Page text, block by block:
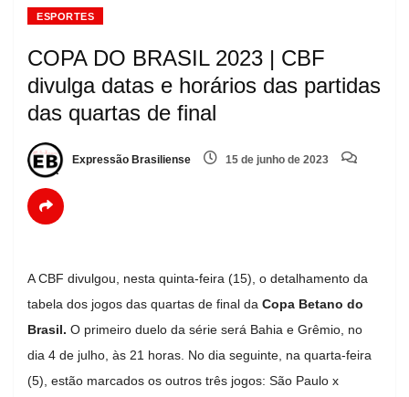
ESPORTES
COPA DO BRASIL 2023 | CBF
divulga datas e horários das partidas
das quartas de final
Expressão Brasiliense 15 de junho de 2023
A CBF divulgou, nesta quinta-feira (15), o detalhamento da
tabela dos jogos das quartas de final da Copa Betano do
Brasil. O primeiro duelo da série será Bahia e Grêmio, no
dia 4 de julho, às 21 horas. No dia seguinte, na quarta-feira
(5), estão marcados os outros três jogos: São Paulo x